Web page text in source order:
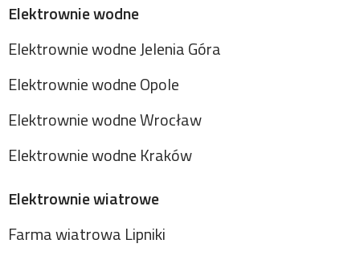
Elektrownie wodne
Elektrownie wodne Jelenia Góra
Elektrownie wodne Opole
Elektrownie wodne Wrocław
Elektrownie wodne Kraków
Elektrownie wiatrowe
Farma wiatrowa Lipniki